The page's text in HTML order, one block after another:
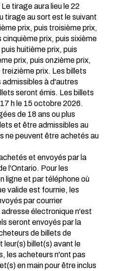
tirage aura lieu le 22
tirage au sort est le suivant
prix, puis troisième prix,
prix, puis sixième
huitième prix, puis
prix, puis onzième prix,
treizième prix. Les billets
à d'autres
seront émis. Les billets
h le 15 octobre 2026.
de 18 ans ou plus
et être admissibles au
ne peuvent être achetés au
et envoyés par la
l'Ontario. Pour les
ligne et par téléphone où
valide est fournie, les
par courrier
électronique n'est
seront envoyés par la
de billets de
leur(s) billet(s) avant le
les acheteurs n'ont pas
en main pour être inclus